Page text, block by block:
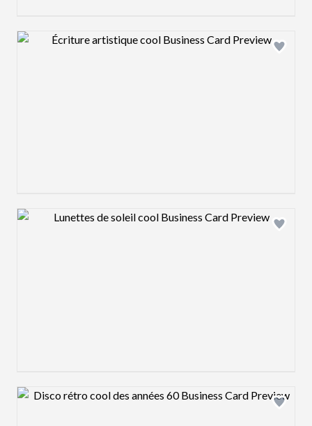
Design preview image
Design preview image
Design preview image